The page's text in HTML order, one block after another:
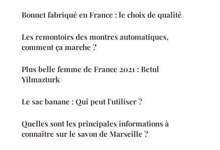
Bonnet fabriqué en France : le choix de qualité
Les remontoirs des montres automatiques,
comment ça marche ?
Plus belle femme de France 2021 : Betul
Yilmazturk
Le sac banane : Qui peut l'utiliser ?
Quelles sont les principales informations à
connaître sur le savon de Marseille ?